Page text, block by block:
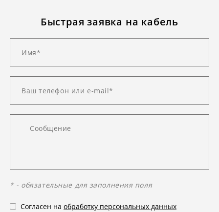
Быстрая заявка на кабель
* - обязательные для заполнения поля
Согласен на обработку персональных данных